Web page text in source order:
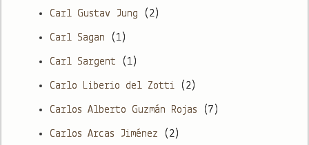
Carl Gustav Jung (2)
Carl Sagan (1)
Carl Sargent (1)
Carlo Liberio del Zotti (2)
Carlos Alberto Guzmán Rojas (7)
Carlos Arcas Jiménez (2)